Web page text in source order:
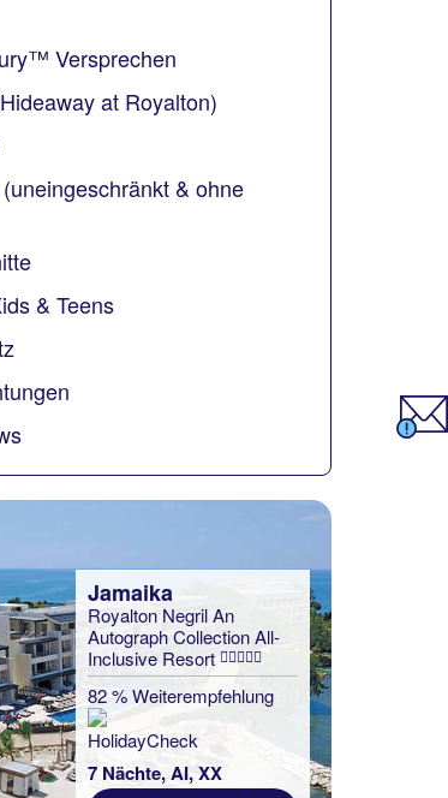
Versprechen
at Royalton)
& ohne
& Teens
Jamaika
Royalton Negril An
Autograph Collection All-
Inclusive Resort
82 % Weiterempfehlung
7 Nächte, AI, XX